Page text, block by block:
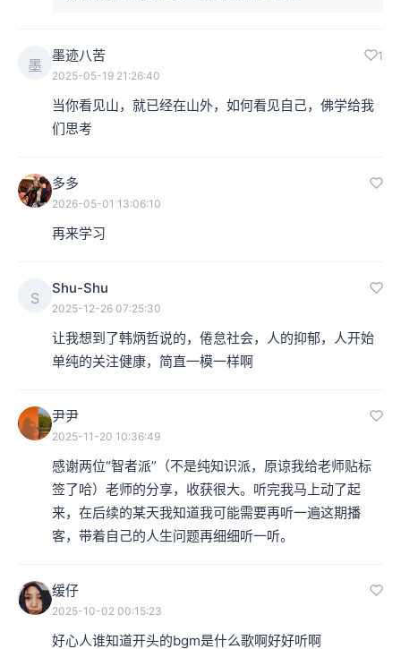
墨
墨迹八苦 1
2025-05-19 21:26:40
当你看见山，就已经在山外，如何看见自己，佛学给我
们思考
多多
2026-05-01 13:06:10
再来学习
S
Shu-Shu
2025-12-26 07:25:30
让我想到了韩炳哲说的，倦怠社会，人的抑郁，人开始
单纯的关注健康，简直一模一样啊
尹尹
2025-11-20 10:36:49
感谢两位“智者派”（不是纯知识派，原谅我给老师贴标
签了哈）老师的分享，收获很大。听完我马上动了起
来，在后续的某天我知道我可能需要再听一遍这期播
客，带着自己的人生问题再细细听一听。
缓仔
2025-10-02 00:15:23
好心人谁知道开头的bgm是什么歌啊好好听啊